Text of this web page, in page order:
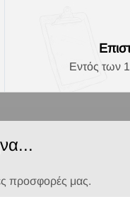
Εντός των
προσφορές μας.